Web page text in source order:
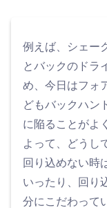
例えば、シェー
とバックのドラ
め、今日はフォ
どもバックハン
に陥ることがよ
よって、どうし
回り込めない時
いったり、回り
分にこだわって